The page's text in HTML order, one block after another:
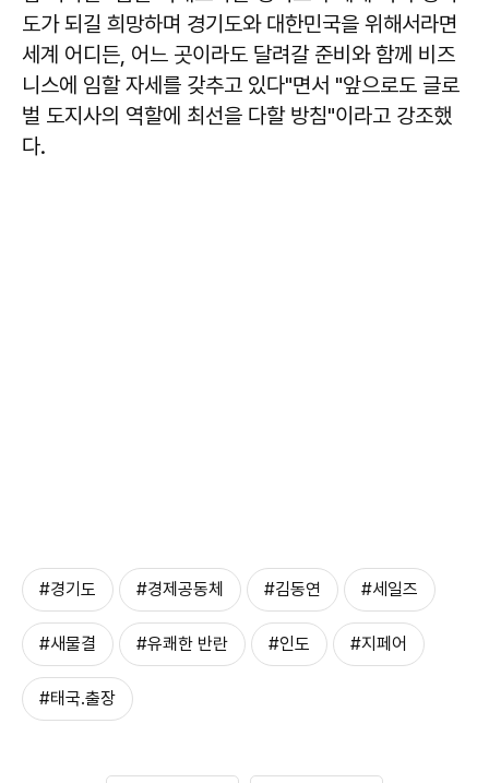
도가 되길 희망하며 경기도와 대한민국을 위해서라면
세계 어디든, 어느 곳이라도 달려갈 준비와 함께 비즈
니스에 임할 자세를 갖추고 있다"면서 "앞으로도 글로
벌 도지사의 역할에 최선을 다할 방침"이라고 강조했
다.
#경기도 #경제공동체 #김동연 #세일즈
#새물결 #유쾌한 반란 #인도 #지페어
#태국.출장